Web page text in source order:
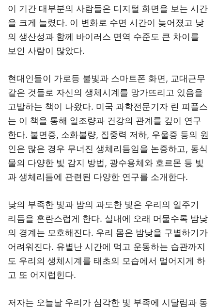
이 기간 대부분의 사람들은 디지털 화면을 보는 시간
을 크게 늘렸다. 이 변화로 수면 시간이 늦어졌고 낮
의 생산성과 함께 바이러스 면역 수준도 큰 차이를
보인 사람이 많았다.
현대인들이 가로등 불빛과 스마트폰 화면, 교대근무
같은 것들로 자신의 생체시계를 망가뜨리고 있음을
고발하는 책이 나왔다. 미국 과학전문기자 린 피플스
는 이 책을 통해 일조량과 건강의 관계를 깊이 연구
한다. 불면증, 소화불량, 집중력 저하, 우울증 등의 원
인은 많은 경우 무너진 생체리듬임을 논증하고, 동식
물의 다양한 빛 감지 방법, 광수용체와 호르몬 등 빛
과 생체리듬에 관련된 다양한 연구를 소개한다.
낮의 부족한 빛과 밤의 과도한 빛은 우리의 일주기
리듬을 혼란스럽게 한다. 실내에 오래 머물수록 밤낮
의 경계는 모호해진다. 우리 몸은 밤낮을 구별하기가
어려워진다. 유별난 시간에 먹고 운동하는 습관까지
도 우리의 생체시계를 태초의 모습에서 멀어지게 하
고 또 어지럽힌다.
저자는 오늘날 우리가 심각한 빛 부족에 시달림과 동